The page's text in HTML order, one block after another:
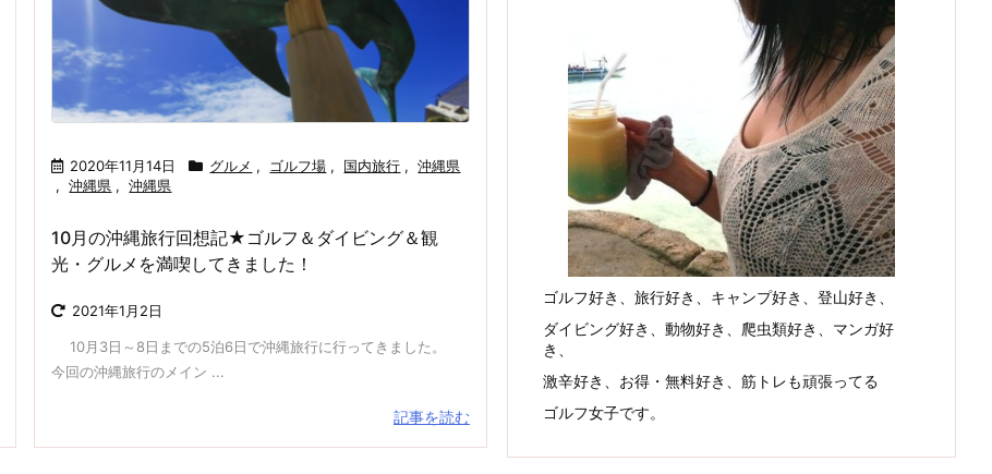
2020年11月14日 グルメ , ゴルフ場 , 国内旅行 , 沖縄県
, 沖縄県 , 沖縄県
10月の沖縄旅行回想記★ゴルフ＆ダイビング＆観
光・グルメを満喫してきました！
2021年1月2日
10月3日～8日までの5泊6日で沖縄旅行に行ってきました。
今回の沖縄旅行のメイン ...
記事を読む
ゴルフ好き、旅行好き、キャンプ好き、登山好き、
ダイビング好き、動物好き、爬虫類好き、マンガ好
き、
激辛好き、お得・無料好き、筋トレも頑張ってる
ゴルフ女子です。